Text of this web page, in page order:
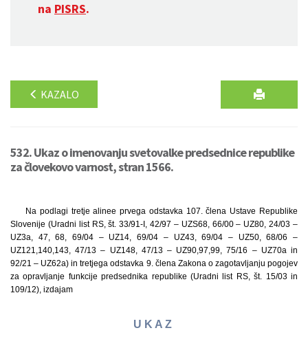
na PISRS.
KAZALO
532. Ukaz o imenovanju svetovalke predsednice republike
za človekovo varnost, stran 1566.
Na podlagi tretje alinee prvega odstavka 107. člena Ustave Republike
Slovenije (Uradni list RS, št. 33/91-I, 42/97 – UZS68, 66/00 – UZ80, 24/03 –
UZ3a, 47, 68, 69/04 – UZ14, 69/04 – UZ43, 69/04 – UZ50, 68/06 –
UZ121,140,143, 47/13 – UZ148, 47/13 – UZ90,97,99, 75/16 – UZ70a in
92/21 – UZ62a) in tretjega odstavka 9. člena Zakona o zagotavljanju pogojev
za opravljanje funkcije predsednika republike (Uradni list RS, št. 15/03 in
109/12), izdajam
U K A Z